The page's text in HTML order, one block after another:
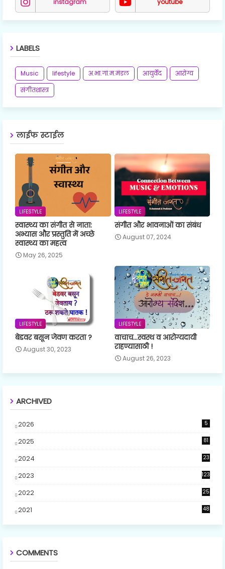
instagram youtube
LABELS
Music lifestyle अ.भा.गां.म.मंडल आयुर्वेद
आरोग्य
संगीतशास्त्र
लाईफ स्टाईल
LIFESTYLE
स्वास्थ्य का संगीत से नाता:
अभ्यास और प्रस्तुति में अच्छे
स्वास्थ्य का महत्व
May 26, 2025
LIFESTYLE
संगीत और भावनाओं का संबंध
August 07, 2024
LIFESTYLE
बेडवर बसून जेवण करता ?
August 30, 2023
LIFESTYLE
वाचाच...स्वस्थ व आरोग्यदायी
राहण्यासाठी !
August 26, 2023
ARCHIVED
2026 5
2025 81
2024
23
2023 123
2022 25
2021 48
COMMENTS